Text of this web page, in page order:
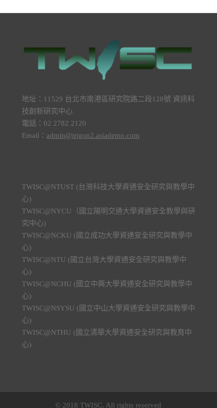
地址：11529 台北市南港區研究院路二段128號 資訊科
技創新研究中心
電話：02 2782 2120
Email： admin@trigon2.asiademo.com
TWISC@NTUST (台灣科技大學資通安全研究與教學中
心)
TWISC@NYCU（國立陽明交通大學資通安全教學與研
究中心)
TWISC@NCKU (國立成功大學資通安全研究與教學中
心)
TWISC@NTU (國立台灣大學資通安全研究與教學中
心)
TWISC@NCHU (國立中興大學資通安全研究與教學中
心)
TWISC@NSYSU (國立中山大學資通安全研究與教學中
心)
TWISC@NTHU (國立清華大學資通安全研究與教育中
心)
© 2018 TWISC. All rights reserved